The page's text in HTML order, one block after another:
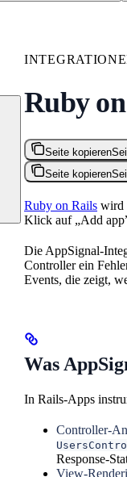
Ruby
Seite kopieren
Seite kopieren
Ruby on Rails wird
Klick auf „Add
Die AppSignal-
Controller ein
Events, die zeigt,
Was
In Rails-Apps
Controller-
Response-
View-